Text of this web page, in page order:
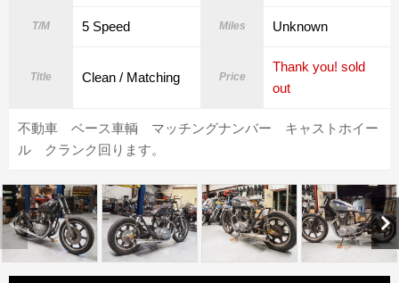
T/M 5 Speed Miles Unknown
Title Clean / Matching Price
Thank you! sold
out
不動車 ベース車輌 マッチングナンバー キャストホイー
ル クランク回ります。